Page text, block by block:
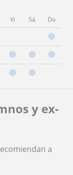
Vi Sá Do
y ex-
a